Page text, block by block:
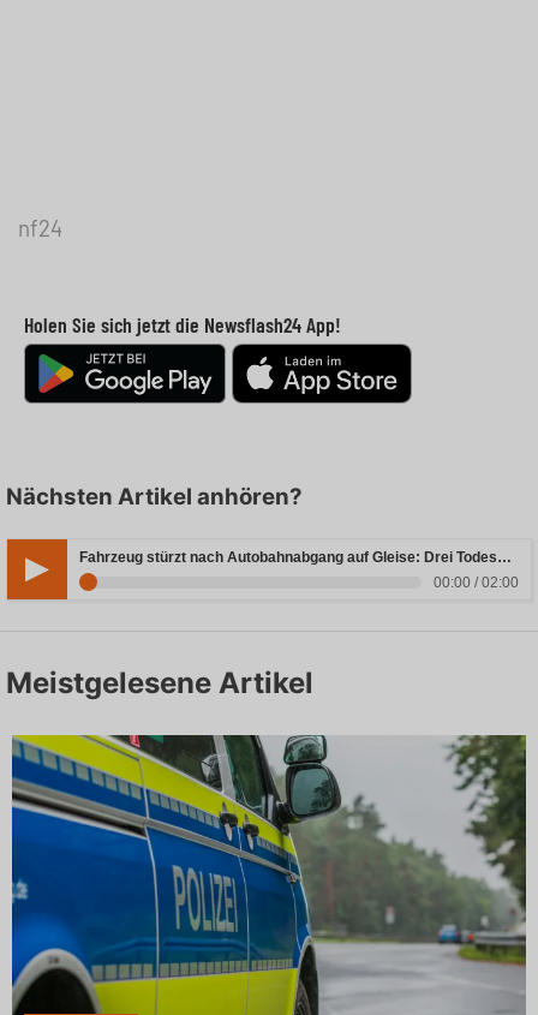
nf24
Holen Sie sich jetzt die Newsflash24 App!
Nächsten Artikel anhören?
Fahrzeug stürzt nach Autobahnabgang auf Gleise: Drei Todesopfer in Bayern
00:00 / 02:00
Meistgelesene Artikel